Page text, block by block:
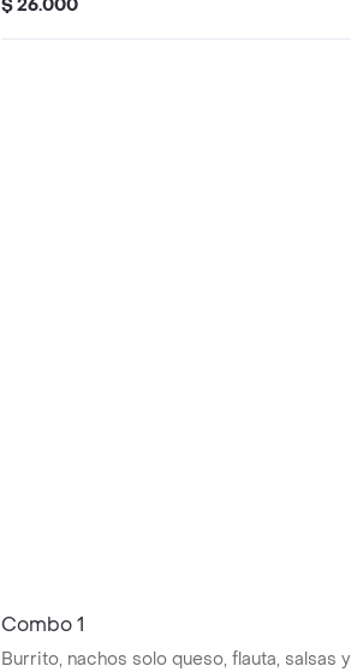
$ 26.000
Combo 1
Burrito, nachos solo queso, flauta, salsas y